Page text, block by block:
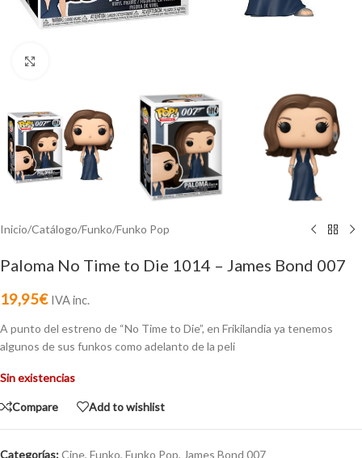
Inicio/Catálogo/Funko/Funko Pop
Paloma No Time to Die 1014 – James Bond 007
19,95€ IVA inc.
A punto del estreno de “No Time to Die”, en Frikilandia ya tenemos
algunos de sus funkos como adelanto de la peli
Sin existencias
Compare Add to wishlist
Categorías:Cine, Funko, Funko Pop, James Bond 007